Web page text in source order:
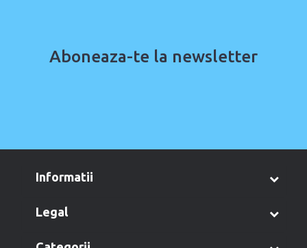
Aboneaza-te la newsletter
informatii
legal